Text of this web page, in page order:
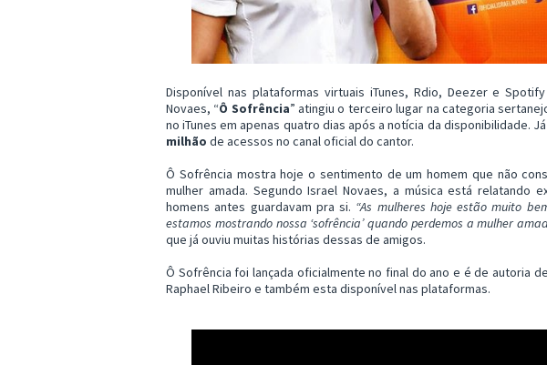
Disponível nas plataformas virtuais iTunes, Rdio, Deezer e
Novaes, “Ô Sofrência” atingiu o terceiro lugar na categoria
no iTunes em apenas quatro dias após a notícia da disponibilidade.
milhão de acessos no canal oficial do cantor.
Ô Sofrência mostra hoje o sentimento de um homem que não
mulher amada. Segundo Israel Novaes, a música está relatando
homens antes guardavam pra si. “As mulheres hoje estão muito
estamos mostrando nossa ‘sofrência’ quando perdemos a mulher
que já ouviu muitas histórias dessas de amigos.
Ô Sofrência foi lançada oficialmente no final do ano e é de autoria
Raphael Ribeiro e também esta disponível nas plataformas.